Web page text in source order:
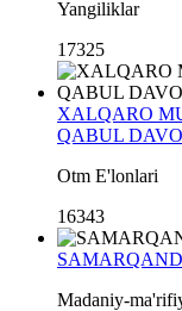
Yangiliklar
17325
XALQARO
QABUL
Otm E'lonlari
16343
Madaniy-